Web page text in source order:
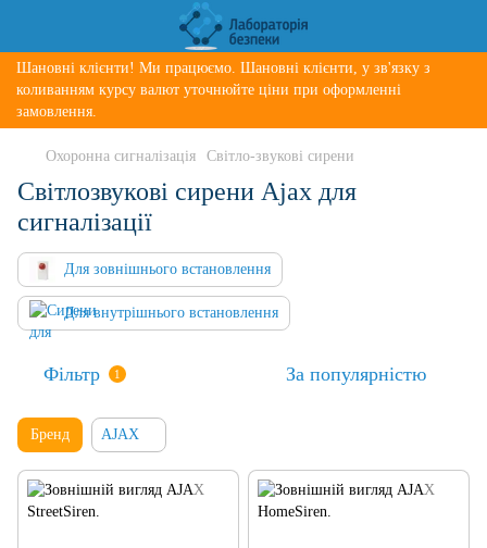
Шановні клієнти! Ми працюємо. Шановні клієнти, у зв'язку з
коливанням курсу валют уточнюйте ціни при оформленні
замовлення.
Охоронна сигналізація Світло-звукові сирени
Світлозвукові сирени Ajax для
сигналізації
Для зовнішнього встановлення
Для внутрішнього встановлення
Фільтр 1 За популярністю
Бренд AJAX